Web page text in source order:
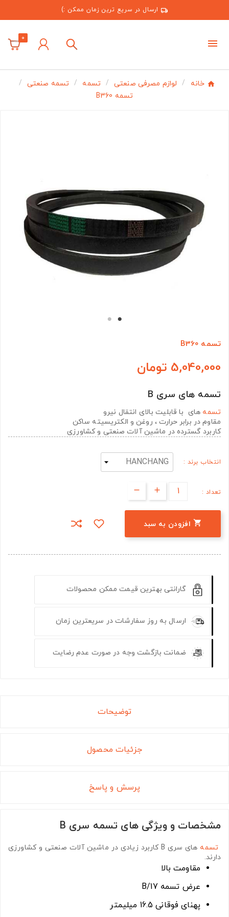
ارسال در سریع ترین زمان ممکن :)
0
خانه لوازم مصرفی صنعتی تسمه
تسمه صنعتی
تسمه B360
تسمه B360
5,040,000 تومان
تسمه های سری B
تسمه های با قابلیت بالای انتقال نیرو
مقاوم در برابر حرارت ، روغن و الکتریسیته ساکن
کاربرد گسترده در ماشین آلات صنعتی و کشاورزی
انتخاب برند :
تعداد :
 افزودن به سبد
گارانتی بهترین قیمت ممکن محصولات
ارسال به روز سفارشات در سریعترین زمان
ضمانت بازگشت وجه در صورت عدم رضایت
توضیحات
جزئیات محصول
پرسش و پاسخ
مشخصات و ویژگی های تسمه سری B
تسمه های سری B
کاربرد زیادی در ماشین آلات صنعتی و کشاورزی
دارند.
مقاومت بالا
عرض تسمه B/17
پهنای فوقانی 16.5 میلیمتر